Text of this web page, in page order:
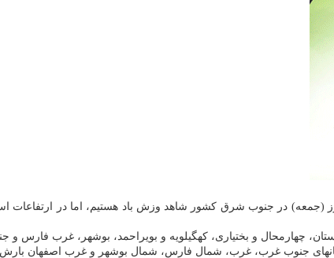
(جمعه) در جنوب شرق کشور شاهد وزش باد هستیم، اما در ارتفاعات
چهارمحال و بختیاری، کهگیلویه و بویراحمد، بوشهر، غرب فارس و
جنوب غرب، غرب، شمال فارس، شمال بوشهر و غرب اصفهان